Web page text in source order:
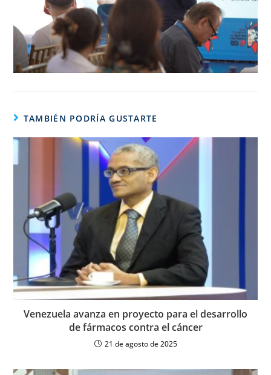
TAMBIÉN PODRÍA GUSTARTE
Venezuela avanza en proyecto para el desarrollo
de fármacos contra el cáncer
21 de agosto de 2025